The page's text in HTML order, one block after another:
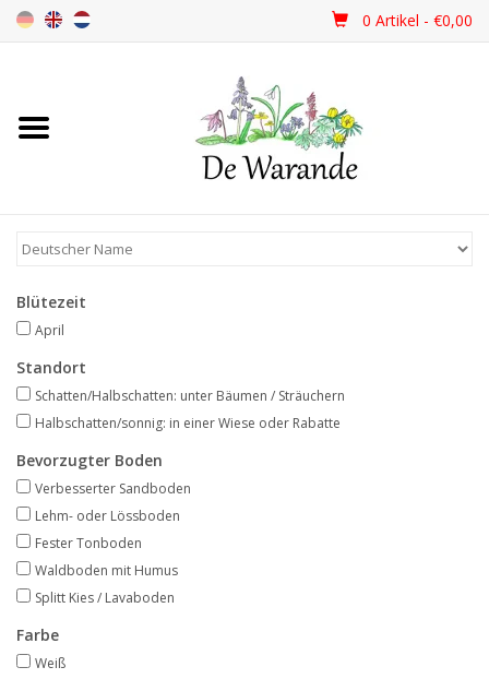
0 Artikel - €0,00
Startseite
Frühjahrsblüher
Sommerblüher
Herbstblüher
Angebote
Bodenverbesserung
SONSTIGE PRODUKTE
Blütezeit
April
Standort
Schatten/Halbschatten: unter Bäumen / Sträuchern
Halbschatten/sonnig: in einer Wiese oder Rabatte
Bevorzugter Boden
Verbesserter Sandboden
Lehm- oder Lössboden
Fester Tonboden
Waldboden mit Humus
Splitt Kies / Lavaboden
Farbe
Weiß